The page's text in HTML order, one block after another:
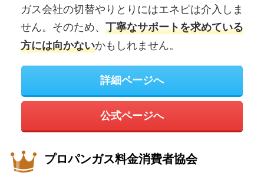
ガス会社の切替やりとりにはエネピは介入しま
せん。そのため、 丁寧なサポートを求めている
方には向かないかもしれません。
詳細ページへ
公式ページへ
プロパンガス料金消費者協会